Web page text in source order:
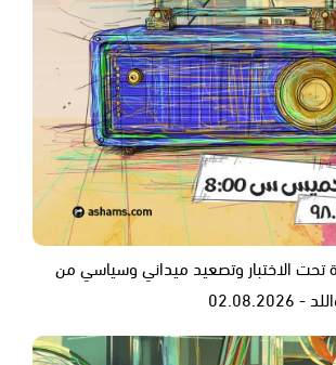
تحت الاختبار وتصعيد ميداني وسياسي من